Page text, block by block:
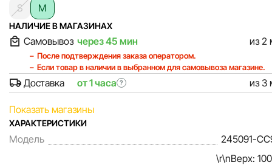
S M
НАЛИЧИЕ В МАГАЗИНАХ
Самовывоз через 45 мин из 2
После подтверждения заказа оператором.
Если товар в наличии в выбранном для самовывоза магазине.
Доставка от 1 часа ? из 3
Показать магазины
ХАРАКТЕРИСТИКИ
Модель 245091-
\r\nВерх: